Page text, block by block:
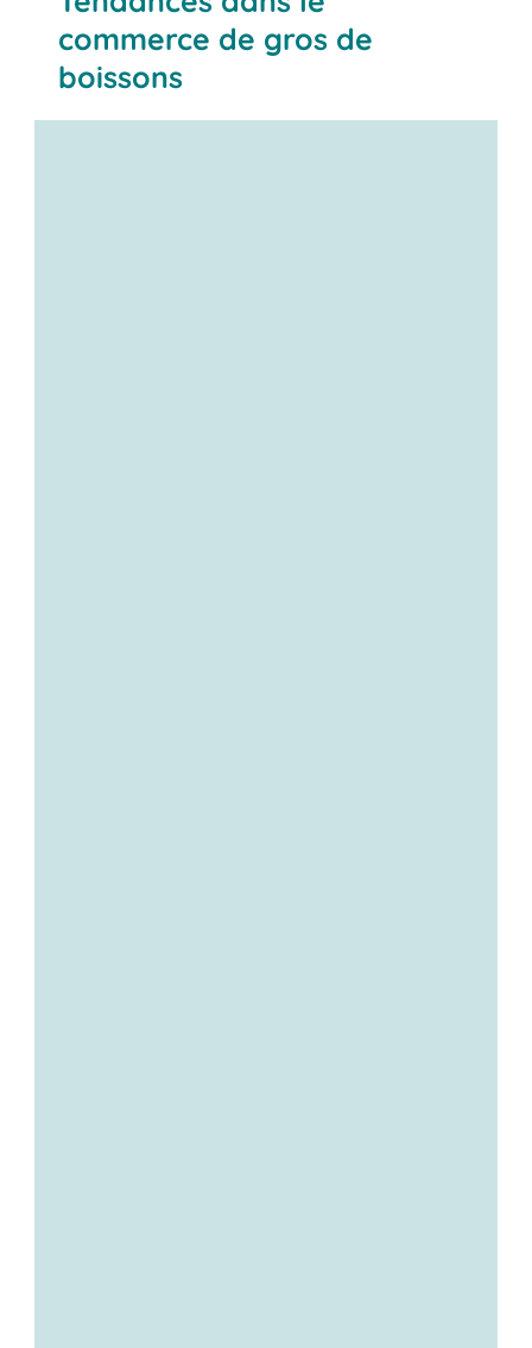
commerce de gros de
boissons